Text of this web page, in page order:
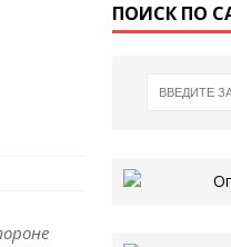
ПОИСК ПО